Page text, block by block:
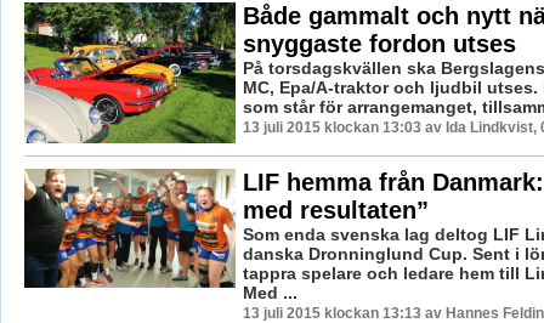
Både gammalt och nytt
snyggaste fordon utses
På torsdagskvällen ska
MC, Epa/A-traktor och ljudbil utses.
som står för arrangemanget,
13 juli 2015 klockan 13:03 av Ida Lindkvist,
LIF hemma från
med resultaten”
Som enda svenska lag deltog LIF
danska Dronninglund Cup. Sent i
tappra spelare och ledare hem till
Med ...
13 juli 2015 klockan 13:13 av Hannes